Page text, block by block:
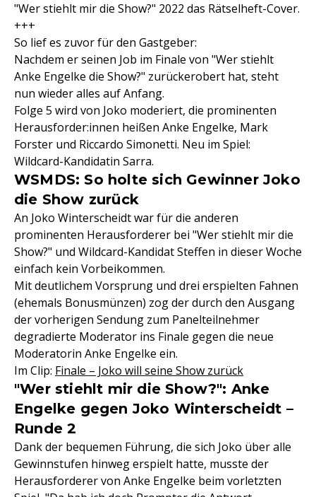
"Wer stiehlt mir die Show?" 2022 das Rätselheft-Cover.
+++
So lief es zuvor für den Gastgeber:
Nachdem er seinen Job im Finale von "Wer stiehlt
Anke Engelke die Show?" zurückerobert hat, steht
nun wieder alles auf Anfang.
Folge 5 wird von Joko moderiert, die prominenten
Herausforder:innen heißen Anke Engelke, Mark
Forster und Riccardo Simonetti. Neu im Spiel:
Wildcard-Kandidatin Sarra.
WSMDS: So holte sich Gewinner Joko
die Show zurück
An Joko Winterscheidt war für die anderen
prominenten Herausforderer bei "Wer stiehlt mir die
Show?" und Wildcard-Kandidat Steffen in dieser Woche
einfach kein Vorbeikommen.
Mit deutlichem Vorsprung und drei erspielten Fahnen
(ehemals Bonusmünzen) zog der durch den Ausgang
der vorherigen Sendung zum Panelteilnehmer
degradierte Moderator ins Finale gegen die neue
Moderatorin Anke Engelke ein.
Im Clip: Finale – Joko will seine Show zurück
"Wer stiehlt mir die Show?": Anke
Engelke gegen Joko Winterscheidt –
Runde 2
Dank der bequemen Führung, die sich Joko über alle
Gewinnstufen hinweg erspielt hatte, musste der
Herausforderer von Anke Engelke beim vorletzten